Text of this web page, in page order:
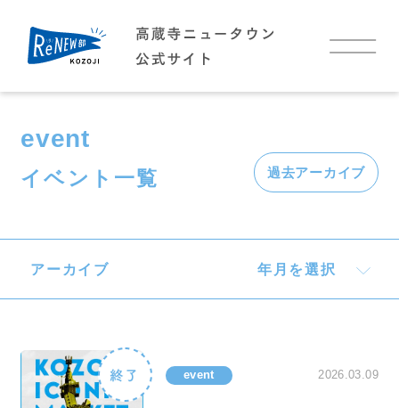
TOP
お知らせ
高蔵寺NTについて
アクセス
event
イベント一覧 過去アーカイブ
アーカイブ 年月を選択
event 2026.03.09